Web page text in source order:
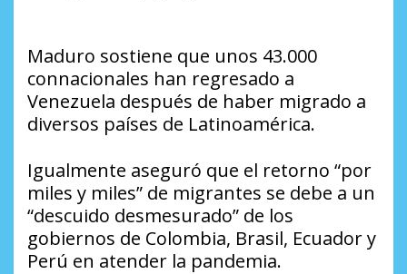
Maduro sostiene que unos 43.000
connacionales han regresado a
Venezuela después de haber migrado a
diversos países de Latinoamérica.
Igualmente aseguró que el retorno “por
miles y miles” de migrantes se debe a un
“descuido desmesurado” de los
gobiernos de Colombia, Brasil, Ecuador y
Perú en atender la pandemia.